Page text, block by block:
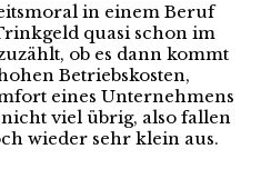
in einem Beruf
quasi schon im
ob es dann kommt
Betriebskosten,
eines Unternehmens
viel übrig, also fallen
wieder sehr klein aus.